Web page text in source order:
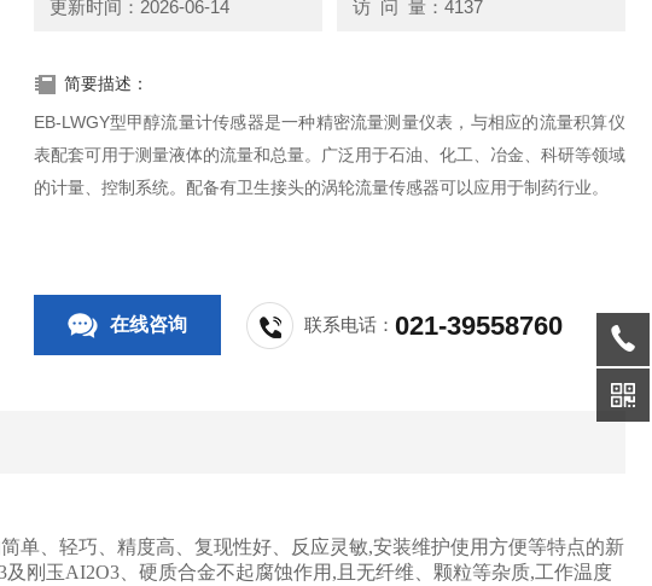
更新时间：2026-06-14 访 问 量：4137
简要描述：
EB-LWGY型甲醇流量计传感器是一种精密流量测量仪表，与相应的流量积算仪
表配套可用于测量液体的流量和总量。广泛用于石油、化工、冶金、科研等领域
的计量、控制系统。配备有卫生接头的涡轮流量传感器可以应用于制药行业。
在线咨询 联系电话：021-39558760
单、轻巧、精度高、复现性好、反应灵敏,安装维护使用方便等特点的新
刚玉AI2O3、硬质合金不起腐蚀作用,且无纤维、颗粒等杂质,工作温度